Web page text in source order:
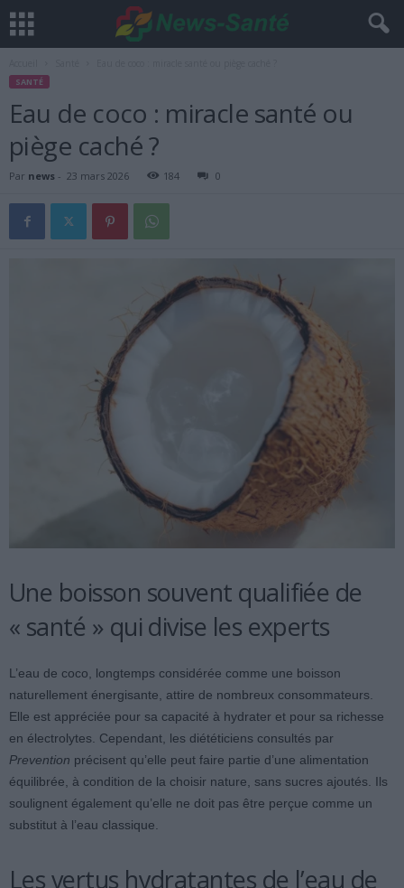
SANTÉ
Eau de coco : miracle santé ou
piège caché ?
Par news - 23 mars 2026 184 0
Une boisson souvent qualifiée de
« santé » qui divise les experts
L’eau de coco, longtemps considérée comme une boisson
naturellement énergisante, attire de nombreux consommateurs.
Elle est appréciée pour sa capacité à hydrater et pour sa richesse
en électrolytes. Cependant, les diététiciens consultés par
Prevention précisent qu’elle peut faire partie d’une alimentation
équilibrée, à condition de la choisir nature, sans sucres ajoutés. Ils
soulignent également qu’elle ne doit pas être perçue comme un
substitut à l’eau classique.
Les vertus hydratantes de l’eau de